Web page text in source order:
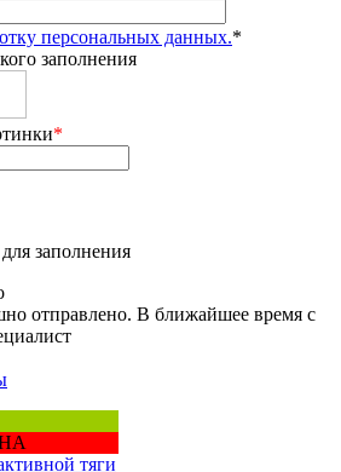
персональных данных.*
заполнения
*
заполнения
отправлено. В ближайшее время с